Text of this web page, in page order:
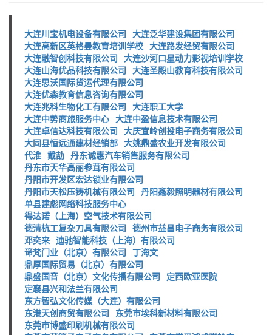
大连川宝机电设备有限公司 大连泛华建设集团有限公司
大连高新区英格曼教育培训学校 大连路发经贸有限公司
大连融智创科技有限公司 大连沙河口星动力影视培训学校
大连山海优品科技有限公司 大连圣殿山教育科技有限公司
大连思沃国际货运代理有限公司
大连优森教育信息咨询有限公司
大连兆科生物化工有限公司 大连职工大学
大连中势商旅服务中心 大连中盈信息技术有限公司
大连卓信达科技有限公司 大庆宜岭创投电子商务有限公司
大同县恒远通建材经销部 大姚鼎盛农业开发有限公司
代淮 戴劼 丹东诚惠汽车销售服务有限公司
丹东市天华高丽参茸有限公司
丹阳市开发区宏达锁业有限公司
丹阳市天松压铸机械有限公司 丹阳鑫毅照明器材有限公司
单县建彪网络科技服务中心
得达诺（上海）空气技术有限公司
德清杭工复杂刀具有限公司 德州市益昌电子商务有限公司
邓奕来 迪驰智能科技（上海）有限公司
谛梵门业（北京）有限公司 丁海文
鼎厚国际贸易（北京）有限公司
鼎盛国音（北京）文化传播有限公司 定西欧亚医院
定襄县兴和法兰有限公司
东方智弘文化传媒（大连）有限公司
东港天创商贸有限公司 东莞市埃科新材料有限公司
东莞市博盛印刷机械有限公司